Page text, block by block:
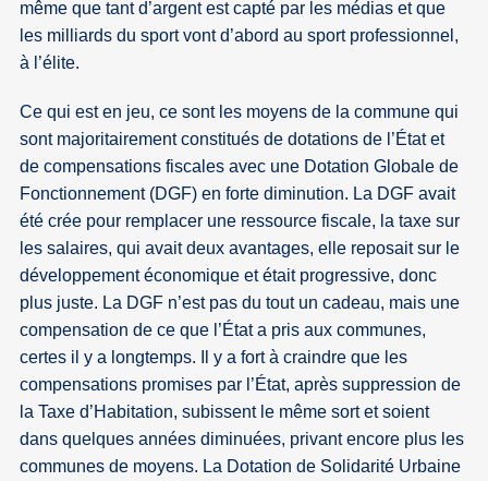
même que tant d’argent est capté par les médias et que
les milliards du sport vont d’abord au sport professionnel,
à l’élite.
Ce qui est en jeu, ce sont les moyens de la commune qui
sont majoritairement constitués de dotations de l’État et
de compensations fiscales avec une Dotation Globale de
Fonctionnement (DGF) en forte diminution. La DGF avait
été crée pour remplacer une ressource fiscale, la taxe sur
les salaires, qui avait deux avantages, elle reposait sur le
développement économique et était progressive, donc
plus juste. La DGF n’est pas du tout un cadeau, mais une
compensation de ce que l’État a pris aux communes,
certes il y a longtemps. Il y a fort à craindre que les
compensations promises par l’État, après suppression de
la Taxe d’Habitation, subissent le même sort et soient
dans quelques années diminuées, privant encore plus les
communes de moyens. La Dotation de Solidarité Urbaine